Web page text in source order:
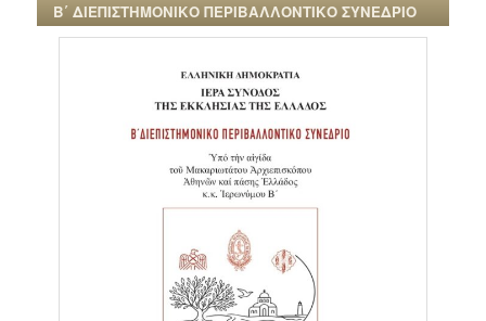
Β΄ ΔΙΕΠΙΣΤΗΜΟΝΙΚΟ ΠΕΡΙΒΑΛΛΟΝΤΙΚΟ ΣΥΝΕΔΡΙΟ